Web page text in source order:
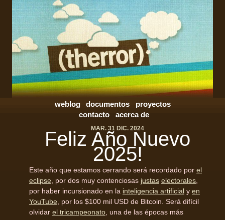
weblog documentos
proyectos
contacto
acerca de
MAR. 31 DIC. 2024
Feliz Año Nuevo
2025!
Este año que estamos cerrando será recordado por el
eclipse , por dos muy contenciosas justas electorales
por haber incursionado en la inteligencia artificial y en
YouTube , por los $100 mil USD de Bitcoin. Será difícil
olvidar el tricampeonato , una de las épocas más